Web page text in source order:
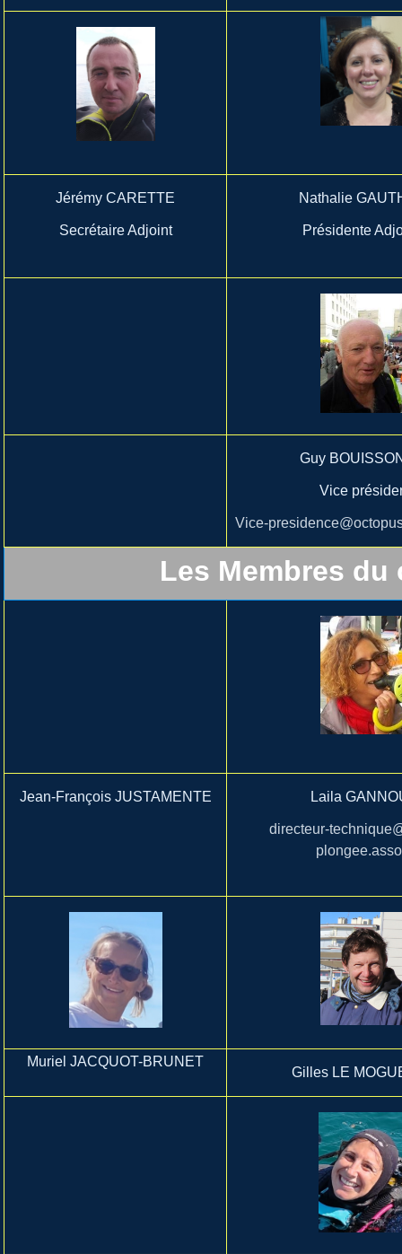
Jérémy CARETTE
Secrétaire Adjoint
Nathalie
Présidente
Guy
Vice
Vice-
Les Membres
Jean-François JUSTAMENTE Laila
directeur-
Muriel JACQUOT-BRUNET
Gilles LE